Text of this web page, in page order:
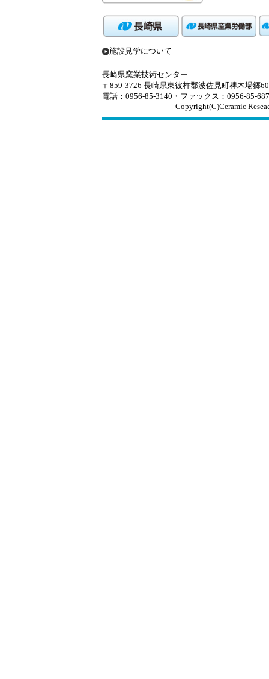
施設見学について
長崎県窯業技術センター
〒859-3726 長崎県東彼杵郡波佐見町稗木場郷
電話：0956-85-3140・ファックス：0956-85-
Copyright(C)Ceramic